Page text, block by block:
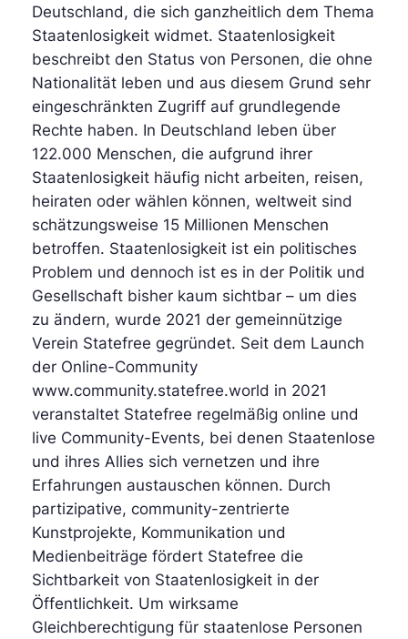
Deutschland, die sich ganzheitlich dem Thema
Staatenlosigkeit widmet. Staatenlosigkeit
beschreibt den Status von Personen, die ohne
Nationalität leben und aus diesem Grund sehr
eingeschränkten Zugriff auf grundlegende
Rechte haben. In Deutschland leben über
122.000 Menschen, die aufgrund ihrer
Staatenlosigkeit häufig nicht arbeiten, reisen,
heiraten oder wählen können, weltweit sind
schätzungsweise 15 Millionen Menschen
betroffen. Staatenlosigkeit ist ein politisches
Problem und dennoch ist es in der Politik und
Gesellschaft bisher kaum sichtbar – um dies
zu ändern, wurde 2021 der gemeinnützige
Verein Statefree gegründet. Seit dem Launch
der Online-Community
www.community.statefree.world in 2021
veranstaltet Statefree regelmäßig online und
live Community-Events, bei denen Staatenlose
und ihres Allies sich vernetzen und ihre
Erfahrungen austauschen können. Durch
partizipative, community-zentrierte
Kunstprojekte, Kommunikation und
Medienbeiträge fördert Statefree die
Sichtbarkeit von Staatenlosigkeit in der
Öffentlichkeit. Um wirksame
Gleichberechtigung für staatenlose Personen